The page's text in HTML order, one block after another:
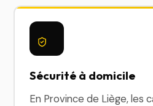
Sécurité à domicile
En Province de Liège, les